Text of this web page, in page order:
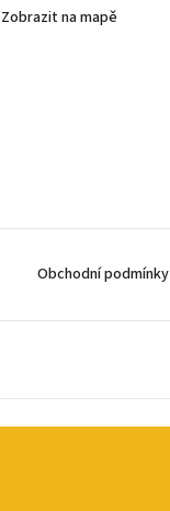
Zobrazit na mapě
Obchodní podmínky